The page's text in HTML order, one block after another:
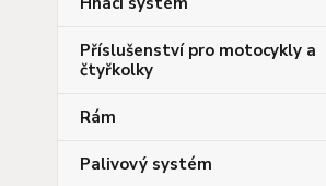
Příslušenství pro motocykly a
čtyřkolky
Rám
Palivový systém